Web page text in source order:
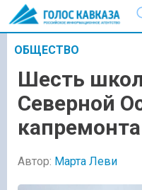
ОБЩЕСТВО
Шесть
Северной
Автор: Марта Леви